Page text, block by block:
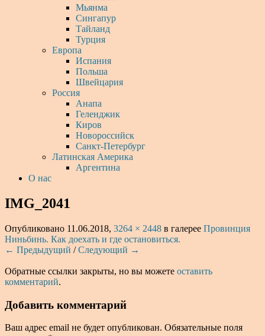
Мьянма
Сингапур
Тайланд
Турция
Европа
Испания
Польша
Швейцария
Россия
Анапа
Геленджик
Киров
Новороссийск
Санкт-Петербург
Латинская Америка
Аргентина
О нас
IMG_2041
Опубликовано 11.06.2018, 3264 × 2448 в галерее Провинция
Ниньбинь. Как доехать и где остановиться.
← Предыдущий /Следующий →
Обратные ссылки закрыты, но вы можете оставить
комментарий.
Добавить комментарий
Ваш адрес email не будет опубликован. Обязательные поля